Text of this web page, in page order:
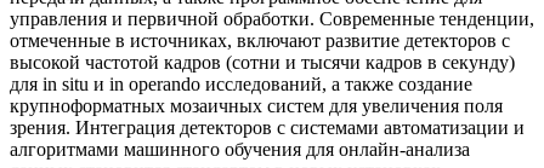
управления и первичной обработки. Современные тенденции,
отмеченные в источниках, включают развитие детекторов с
высокой частотой кадров (сотни и тысячи кадров в секунду)
для in situ и in operando исследований, а также создание
крупноформатных мозаичных систем для увеличения поля
зрения. Интеграция детекторов с системами автоматизации и
алгоритмами машинного обучения для онлайн-анализа